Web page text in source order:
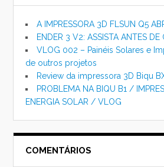
A IMPRESSORA 3D FLSUN Q5
ENDER 3 V2: ASSISTA ANTES DE
VLOG 002 – Painéis Solares e
de outros projetos
Review da impressora 3D Biqu
PROBLEMA NA BIQU B1 /
ENERGIA SOLAR / VLOG
COMENTÁRIOS